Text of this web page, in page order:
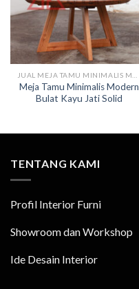
Meja Tamu Minimalis Modern
Bulat Kayu Jati Solid
TENTANG KAMI
Profil Interior Furni
Showroom dan Workshop
Ide Desain Interior